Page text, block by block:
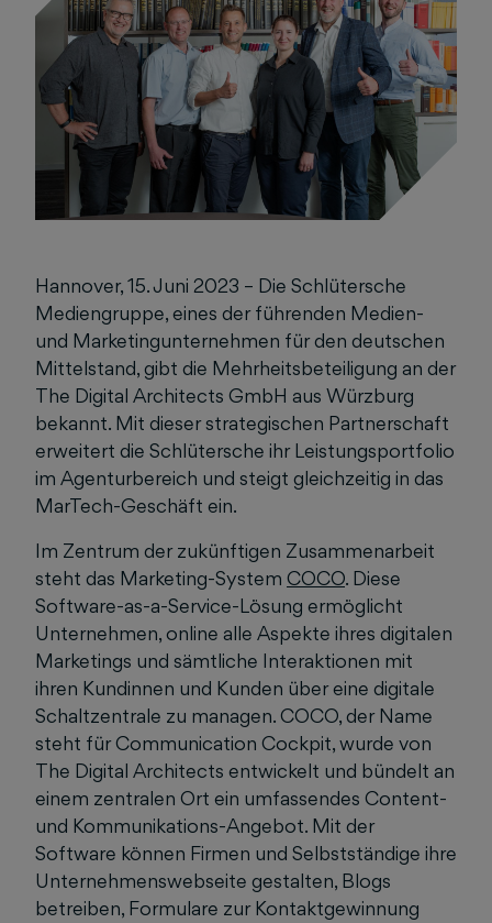
Hannover, 15. Juni 2023 – Die Schlütersche
Mediengruppe, eines der führenden Medien-
und Marketingunternehmen für den deutschen
Mittelstand, gibt die Mehrheitsbeteiligung an der
The Digital Architects GmbH aus Würzburg
bekannt. Mit dieser strategischen Partnerschaft
erweitert die Schlütersche ihr Leistungsportfolio
im Agenturbereich und steigt gleichzeitig in das
MarTech-Geschäft ein.
Im Zentrum der zukünftigen Zusammenarbeit
steht das Marketing-System COCO. Diese
Software-as-a-Service-Lösung ermöglicht
Unternehmen, online alle Aspekte ihres digitalen
Marketings und sämtliche Interaktionen mit
ihren Kundinnen und Kunden über eine digitale
Schaltzentrale zu managen. COCO, der Name
steht für Communication Cockpit, wurde von
The Digital Architects entwickelt und bündelt an
einem zentralen Ort ein umfassendes Content-
und Kommunikations-Angebot. Mit der
Software können Firmen und Selbstständige ihre
Unternehmenswebseite gestalten, Blogs
betreiben, Formulare zur Kontaktgewinnung